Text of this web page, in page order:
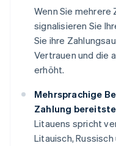
Wenn Sie
signalisieren Sie
Sie ihre
Vertrauen und die
erhöht.
Mehrsprachige
Zahlung
Litauens spricht
Litauisch,